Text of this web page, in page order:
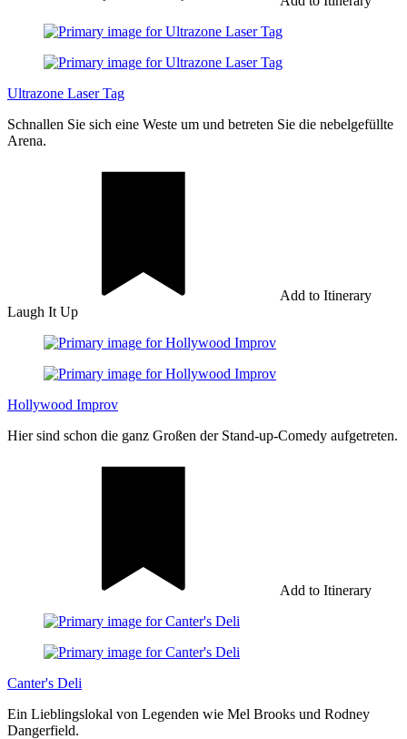
Ultrazone Laser Tag
Schnallen Sie sich eine Weste um und betreten Sie die nebelgefüllte
Arena.
Add to Itinerary
Laugh It Up
Hollywood Improv
Hier sind schon die ganz Großen der Stand-up-Comedy aufgetreten.
Add to Itinerary
Canter's Deli
Ein Lieblingslokal von Legenden wie Mel Brooks und Rodney
Dangerfield.